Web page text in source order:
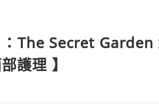
：The Secret
護理 】